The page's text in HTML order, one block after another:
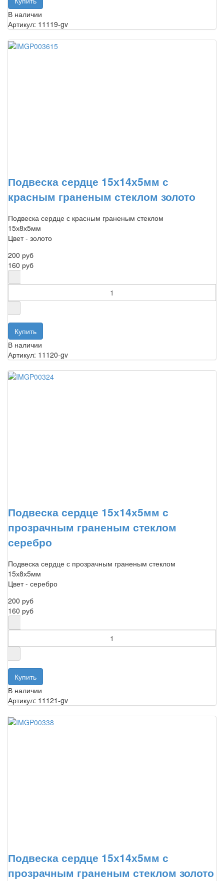
В наличии
Артикул: 11119-gv
Подвеска сердце 15х14х5мм с
красным граненым стеклом золото
Подвеска сердце с красным граненым стеклом
15х8х5мм
Цвет - золото
200 руб
160 руб
В наличии
Артикул: 11120-gv
Подвеска сердце 15х14х5мм с
прозрачным граненым стеклом
серебро
Подвеска сердце с прозрачным граненым стеклом
15х8х5мм
Цвет - серебро
200 руб
160 руб
В наличии
Артикул: 11121-gv
Подвеска сердце 15х14х5мм с
прозрачным граненым стеклом золото